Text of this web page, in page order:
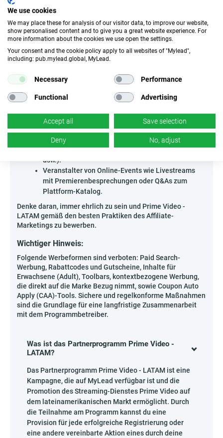
jetzt und nutze das wachsende Interesse am Streaming!
Wer kann Prime Video - LATAM bewerben?
Das Programm richtet sich an alle, die Communities rund
um das Thema Kino, Serien und allgemein VOD-
Entertainment aufbauen – insbesondere, wenn ihre
Autoren von Film-Newslettern, die Abonnenten
über Neuheiten und Premieren-Einladungen
Ersteller von Popkultur-Podcasts und Serien-
Reviewer, die sich an das LATAM-Publikum richten.
Administratoren von Internetforen für Fans
thematischer Genres (Thriller, Sci-Fi, Animation
usw.).
Veranstalter von Online-Events wie Livestreams
mit Premierenbesprechungen oder Q&As zum
Plattform-Katalog.
Denke daran, immer ehrlich zu sein und Prime Video -
LATAM gemäß den besten Praktiken des Affiliate-
Marketings zu bewerben.
Wichtiger Hinweis:
Folgende Werbeformen sind verboten: Paid Search-
Werbung, Rabattcodes und Gutscheine, Inhalte für
Erwachsene (Adult), Toolbars, kontextbezogene Werbung,
die direkt auf die Marke Bezug nimmt, sowie Coupon Auto
Apply (CAA)-Tools. Sichere und regelkonforme Maßnahmen
sind die Grundlage für eine langfristige Zusammenarbeit
mit dem Programmbetreiber.
Was ist das Partnerprogramm Prime Video -
LATAM?
Das Partnerprogramm Prime Video - LATAM ist eine
Kampagne, die auf MyLead verfügbar ist und die
Promotion des Streaming-Dienstes Prime Video auf
dem lateinamerikanischen Markt ermöglicht. Durch
die Teilnahme am Programm kannst du eine
Provision für jede erfolgreiche Registrierung oder
eine andere vereinbarte Aktion eines durch deine
We use cookies
We may place these for analysis of our visitor data, to improve our website,
show personalised content and to give you a great website experience. For
more information about the cookies we use open the settings.
Your consent and the cookie policy apply to all websites of "Mylead",
including: pub.mylead.global, MyLead.
Necessary Performance
Functional Advertising
Accept all Save selection
Deny No, adjust